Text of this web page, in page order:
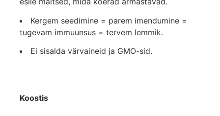
Kergem seedimine = parem imendumine =
tugevam immuunsus = tervem lemmik.
Ei sisalda värvaineid ja GMO-sid.
Koostis